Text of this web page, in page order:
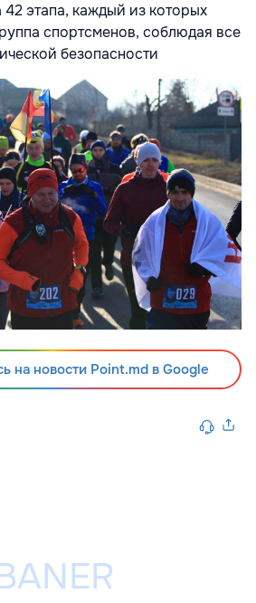
этапа, каждый из которых
спортсменов, соблюдая все
безопасности
на новости Point.md в Google